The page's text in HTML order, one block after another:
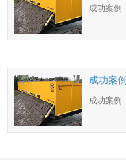
成功案例
成功案例
成功案例